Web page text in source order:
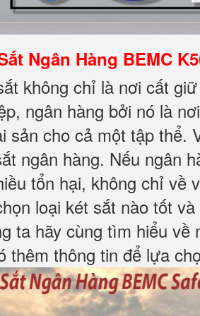
Ngân Hàng BEMC
không chỉ là nơi cất
ngân hàng bởi nó là
sản cho cả một tập thể.
ngân hàng. Nếu ngân
tổn hại, không chỉ về
loại két sắt nào tốt
ta hãy cùng tìm hiểu
thêm thông tin để lựa